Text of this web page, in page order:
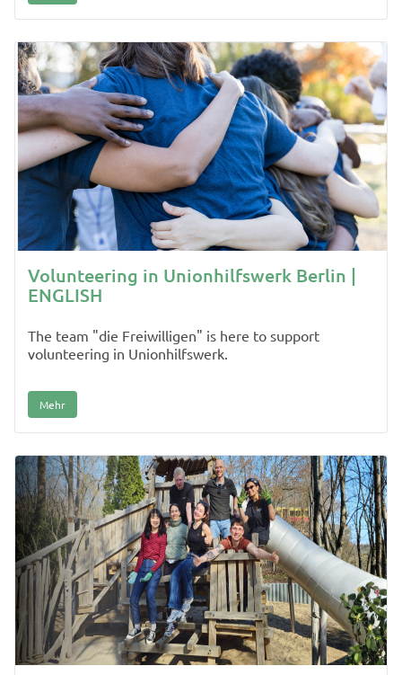
Volunteering in Unionhilfswerk Berlin |
ENGLISH
The team "die Freiwilligen" is here to support
volunteering in Unionhilfswerk.
Mehr